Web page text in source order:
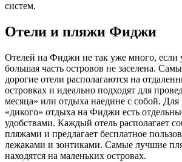
систем.
Отели и пляжи Фиджи
Отелей на Фиджи не так уже много, если
большая часть островов не заселена.
дорогие отели располагаются на
островках и идеально подходят для
месяца» или отдыха наедине с собой.
«дикого» отдыха на Фиджи есть
удобствами. Каждый отель располагает
пляжами и предлагает бесплатное
лежаками и зонтиками. Самые лучшие
находятся на маленьких островах.